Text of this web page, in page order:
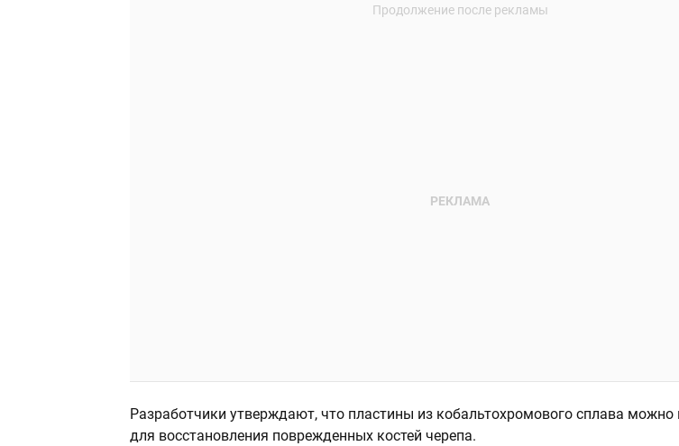
Разработчики утверждают, что пластины из кобальтохромового сплава можно
для восстановления поврежденных костей черепа.